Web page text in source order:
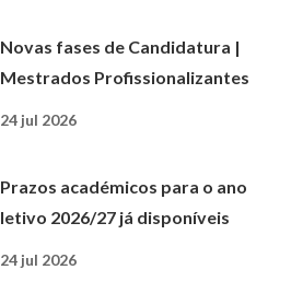
Novas fases de Candidatura |
Mestrados Profissionalizantes
24 jul 2026
Prazos académicos para o ano
letivo 2026/27 já disponíveis
24 jul 2026